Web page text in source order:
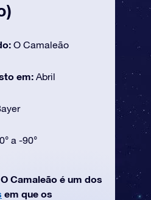
O Camaleão
em: Abril
0° a -90°
Camaleão é um dos
em que os